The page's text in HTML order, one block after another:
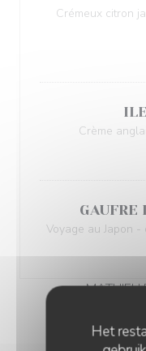
Het
Crémeux citron
Crème
GAUFRE
Voyage au Japon
MATHIEU